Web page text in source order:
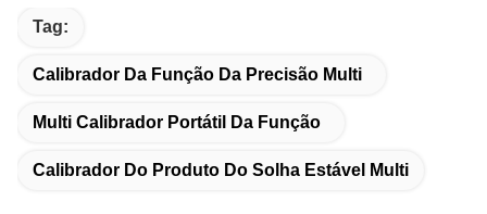
Tag:
Calibrador Da Função Da Precisão Multi
Multi Calibrador Portátil Da Função
Calibrador Do Produto Do Solha Estável Multi